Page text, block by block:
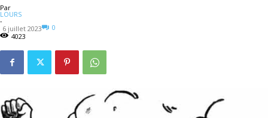
Par
LOURS
-
6 juillet 2023
0
4023